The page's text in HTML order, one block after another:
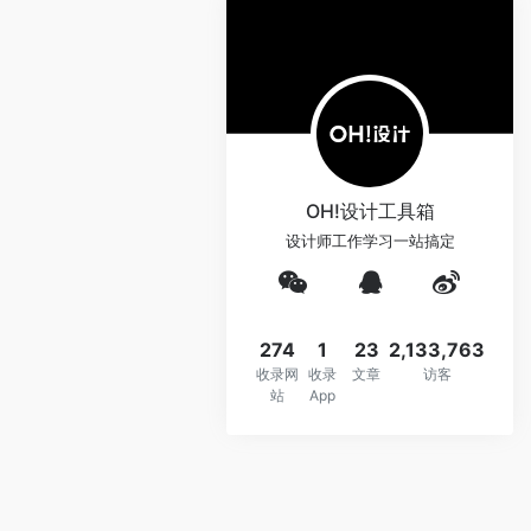
OH!设计工具箱
设计师工作学习一站搞定
274
收录网
站
1
收录
App
23
文章
2,133,763
访客